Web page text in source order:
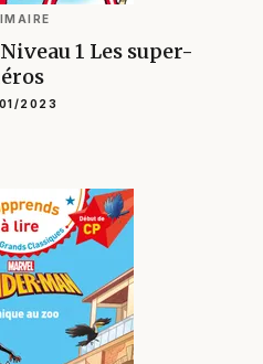
1 Les super-
2023